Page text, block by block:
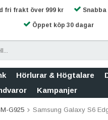
fri frakt över 999 kr
Öppet köp 30 dagar
Hörlurar & Högtalare
Kampanjer
G925 Samsung Galaxy S6